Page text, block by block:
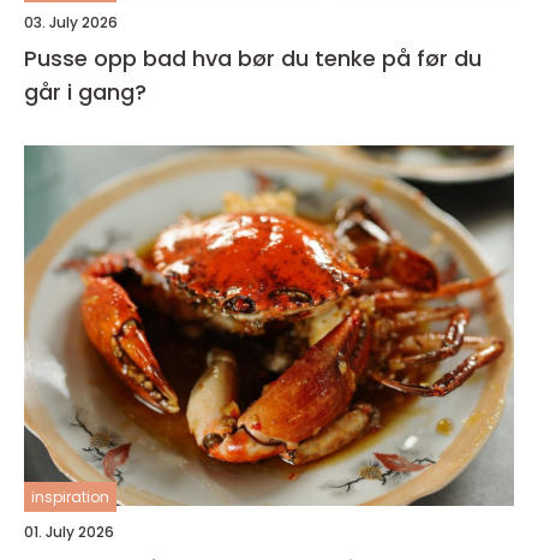
03. July 2026
Pusse opp bad hva bør du tenke på før du
går i gang?
inspiration
01. July 2026